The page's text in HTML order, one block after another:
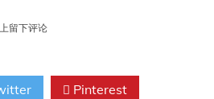
目
上留下评论
Pinterest